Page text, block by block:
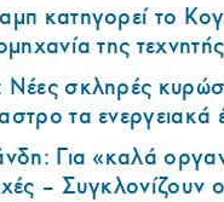
κατηγορεί το
της
σκληρές
τα
Για «καλά
– Συγκλονίζουν